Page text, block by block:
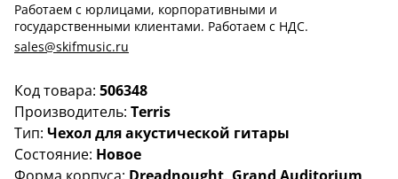
Код товара: 506348
Производитель: Terris
Тип: Чехол для акустической гитары
Состояние: Новое
Работаем с юрлицами, корпоративными и
государственными клиентами. Работаем с НДС.
sales@skifmusic.ru